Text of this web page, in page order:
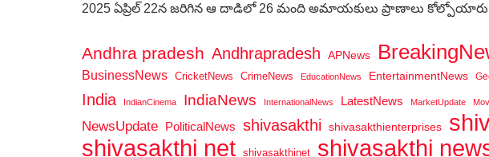
2025 ఏప్రిల్ 22న జరిగిన ఆ దాడిలో 26 మంది అమాయకులు ప్రాణాలు
Andhra pradesh Andhrapradesh APNews
BusinessNews CricketNews CrimeNews EducationNews EntertainmentNews
India IndianCinema IndiaNews InternationalNews LatestNews MarketUpdate
NewsUpdate PoliticalNews shivasakthi shivasakthienterprises
shivasakthi net shivasakthinet shivasakthi